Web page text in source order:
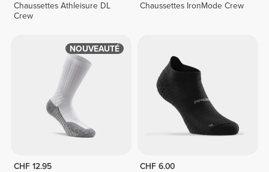
Chaussettes Athleisure DL
Crew
Chaussettes IronMode Crew
NOUVEAUTÉ
CHF 12.95
CHF 6.00